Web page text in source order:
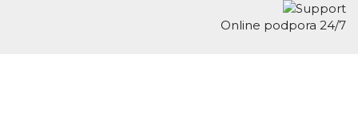
Online podpora 24/7